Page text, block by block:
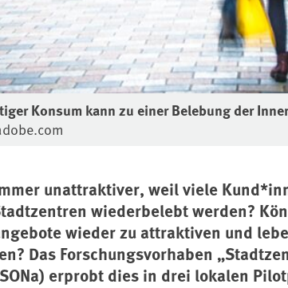
Konsum kann zu einer Belebung der
unattraktiver, weil viele
wiederbelebt werden?
wieder zu attraktiven und
Das Forschungsvorhaben
erprobt dies in drei lokalen